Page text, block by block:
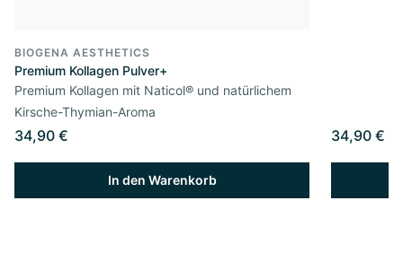
BIOGENA AESTHETICS
Premium Kollagen Pulver+
Premium Kollagen mit Naticol® und natürlichem
Kirsche-Thymian-Aroma
34,90 €
In den Warenkorb
34,90 €